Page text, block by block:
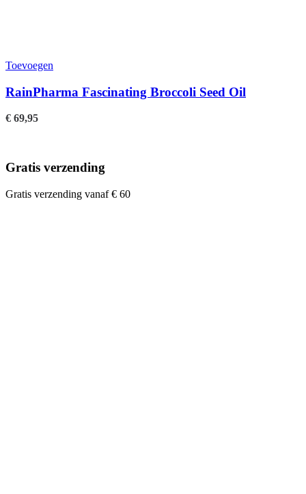
Toevoegen
RainPharma Fascinating Broccoli Seed Oil
€ 69,95
Gratis verzending
Gratis verzending vanaf € 60